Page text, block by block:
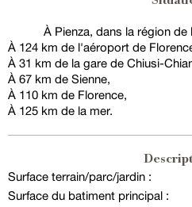
À Pienza, dans la région de
À 124 km de l'aéroport de
À 31 km de la gare de Chiusi-
À 67 km de Sienne,
À 110 km de Florence,
À 125 km de la mer.
Surface terrain/parc/jardin :
Surface du batiment principal :